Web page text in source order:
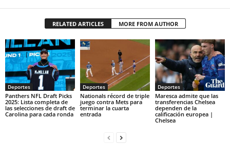
RELATED ARTICLES MORE FROM AUTHOR
Deportes
Panthers NFL Draft Picks
2025: Lista completa de
las selecciones de draft de
Carolina para cada ronda
Deportes
Nationals récord de triple
juego contra Mets para
terminar la cuarta
entrada
Deportes
Maresca admite que las
transferencias Chelsea
dependen de la
calificación europea |
Chelsea